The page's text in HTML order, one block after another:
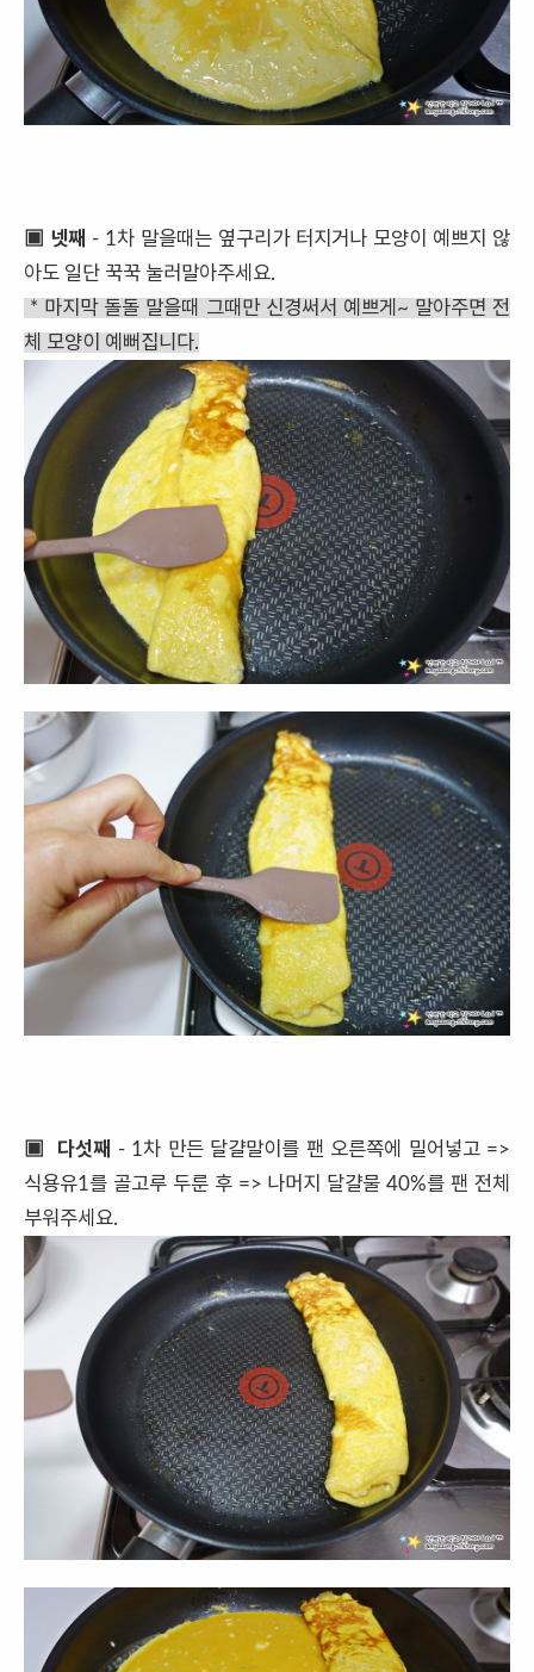
▣ 넷째 - 1차 말을때는 옆구리가 터지거나 모양이 예쁘지 않
아도 일단 꾹꾹 눌러말아주세요.
* 마지막 돌돌 말을때 그때만 신경써서 예쁘게~ 말아주면 전
체 모양이 예뻐집니다.
▣ 다섯째 - 1차 만든 달걀말이를 팬 오른쪽에 밀어넣고 =>
식용유1를 골고루 두룬 후 => 나머지 달걀물 40%를 팬 전체
부워주세요.